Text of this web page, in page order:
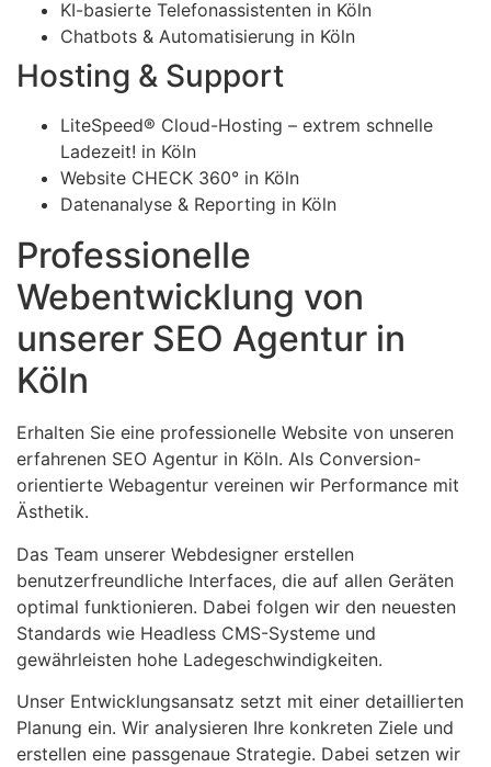
KI-basierte Telefonassistenten in Köln
Chatbots & Automatisierung in Köln
Hosting & Support
LiteSpeed® Cloud-Hosting – extrem schnelle
Ladezeit! in Köln
Website CHECK 360° in Köln
Datenanalyse & Reporting in Köln
Professionelle
Webentwicklung von
unserer SEO Agentur in
Köln
Erhalten Sie eine professionelle Website von unseren
erfahrenen SEO Agentur in Köln. Als Conversion-
orientierte Webagentur vereinen wir Performance mit
Ästhetik.
Das Team unserer Webdesigner erstellen
benutzerfreundliche Interfaces, die auf allen Geräten
optimal funktionieren. Dabei folgen wir den neuesten
Standards wie Headless CMS-Systeme und
gewährleisten hohe Ladegeschwindigkeiten.
Unser Entwicklungsansatz setzt mit einer detaillierten
Planung ein. Wir analysieren Ihre konkreten Ziele und
erstellen eine passgenaue Strategie. Dabei setzen wir